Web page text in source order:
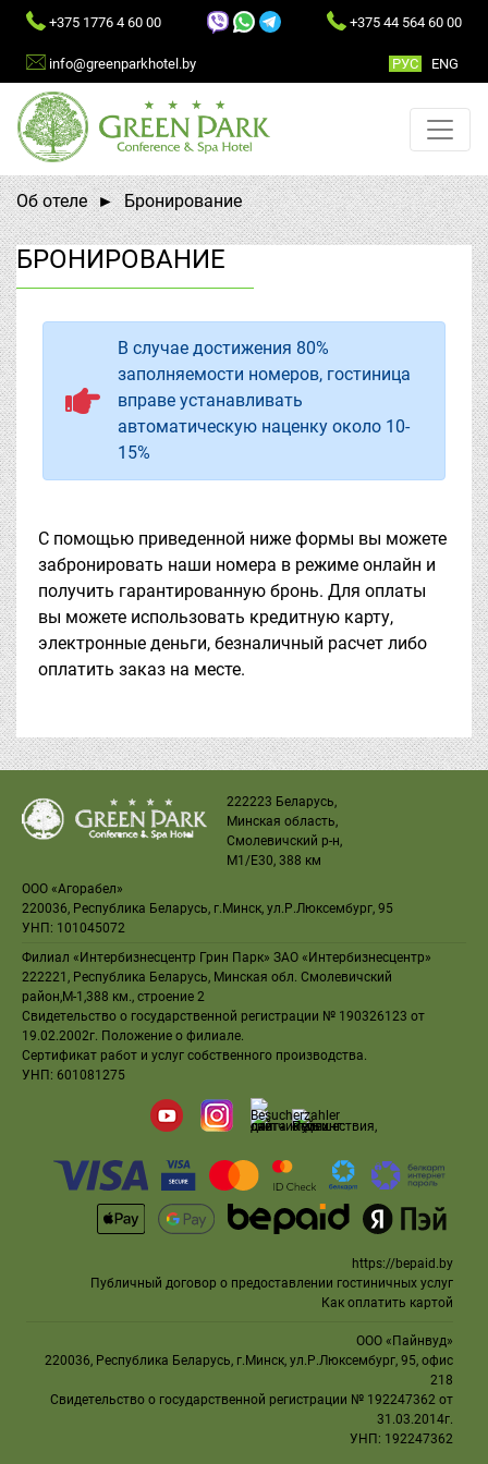
+375 1776 4 60 00 +375 44 564 60 00
info@greenparkhotel.by РУC ENG
Об отеле Бронирование
БРОНИРОВАНИЕ
В случае достижения 80%
заполняемости номеров, гостиница
вправе устанавливать
автоматическую наценку около 10-
15%
С помощью приведенной ниже формы вы можете
забронировать наши номера в режиме онлайн и
получить гарантированную бронь. Для оплаты
вы можете использовать кредитную карту,
электронные деньги, безналичный расчет либо
оплатить заказ на месте.
222223 Беларусь,
Минская область,
Смолевичский р-н,
M1 /E30, 388 км
ООО «Агорабел»
220036, Республика Беларусь, г.Минск, ул.Р.Люксембург, 95
УНП: 101045072
Филиал «Интербизнесцентр Грин Парк» ЗАО «Интербизнесцентр»
222221, Республика Беларусь, Минская обл. Смолевичский
район,М-1,388 км., строение 2
Свидетельство о государственной регистрации № 190326123 от
19.02.2002г. Положение о филиале.
Сертификат работ и услуг собственного производства.
УНП: 601081275
https://bepaid.by
Публичный договор о предоставлении гостиничных услуг
Как оплатить картой
ООО «Пайнвуд»
220036, Республика Беларусь, г.Минск, ул.Р.Люксембург, 95, офис
218
Свидетельство о государственной регистрации № 192247362 от
31.03.2014г.
УНП: 192247362